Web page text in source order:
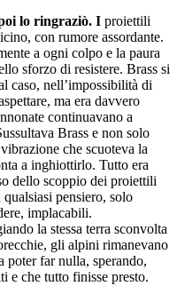
lo ringraziò. I proiettili
con rumore assordante.
a ogni colpo e la paura
sforzo di resistere. Brass si
caso, nell’impossibilità di
ma era davvero
continuavano a
Brass e non solo
che scuoteva la
a inghiottirlo. Tutto era
dello scoppio dei proiettili
pensiero, solo
implacabili.
la stessa terra sconvolta
gli alpini rimanevano
poter far nulla, sperando,
e che tutto finisse presto.